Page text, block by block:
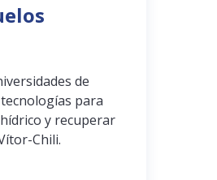
de
para
y recuperar
Chili.